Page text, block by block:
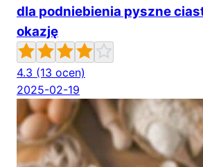
dla podniebienia pyszne
okazję
4.3 (13 ocen)
2025-02-19